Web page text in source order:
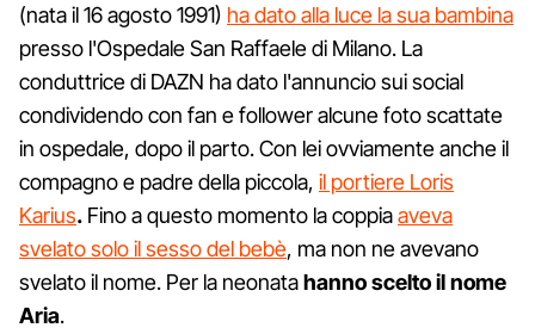
(nata il 16 agosto 1991) ha dato alla luce la sua bambina
presso l'Ospedale San Raffaele di Milano. La
conduttrice di DAZN ha dato l'annuncio sui social
condividendo con fan e follower alcune foto scattate
in ospedale, dopo il parto. Con lei ovviamente anche il
compagno e padre della piccola, il portiere Loris
Karius. Fino a questo momento la coppiaaveva
svelato solo il sesso del bebè, ma non ne avevano
svelato il nome. Per la neonatahanno scelto il nome
Aria.